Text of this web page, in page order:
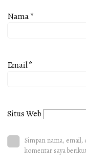
Nama*
Email*
Situs Web
Simpan nama, email,
komentar saya